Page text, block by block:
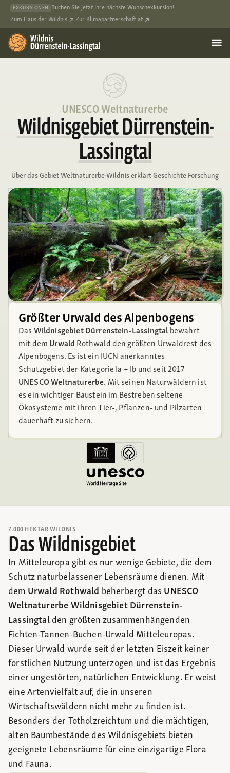
EXKURSIONEN
Buchen Sie jetzt Ihre nächste Wunschexkursion!
Zum Haus der Wildnis
Zur Klimapartnerschaft.at
UNESCO Weltnaturerbe
Wildnisgebiet Dürrenstein-
Lassingtal
Über das Gebiet·Weltnaturerbe·Wildnis erklärt·Geschichte·Forschung
Größter Urwald des Alpenbogens
Das Wildnisgebiet Dürrenstein-Lassingtal bewahrt
mit dem Urwald Rothwald den größten Urwaldrest des
Alpenbogens. Es ist ein IUCN anerkanntes
Schutzgebiet der Kategorie Ia + Ib und seit 2017
UNESCO Weltnaturerbe. Mit seinen Natur­wäldern ist
es ein wichtiger Baustein im Bestreben seltene
Ökosysteme mit ihren Tier-, Pflanzen- und Pilzarten
dauerhaft zu sichern.
Urwald Rothwald
7.000 HEKTAR WILDNIS
Das Wildnisgebiet
In Mitteleuropa gibt es nur wenige Gebiete, die dem
Schutz naturbelassener Lebensräume dienen. Mit
dem Urwald Rothwald beherbergt das UNESCO
Weltnaturerbe Wildnisgebiet Dürrenstein-
Lassingtalden größten zusammenhängenden
Fichten-Tannen-Buchen-Urwald Mitteleuropas.
Dieser Urwald wurde seit der letzten Eiszeit keiner
forstlichen Nutzung unterzogen und ist das Ergebnis
einer ungestörten, natürlichen Entwicklung. Er weist
eine Artenvielfalt auf, die in unseren
Wirtschaftswäldern nicht mehr zu finden ist.
Besonders der Totholzreichtum und die mächtigen,
alten Baumbestände des Wildnisgebiets bieten
geeignete Lebensräume für eine einzigartige Flora
und Fauna.